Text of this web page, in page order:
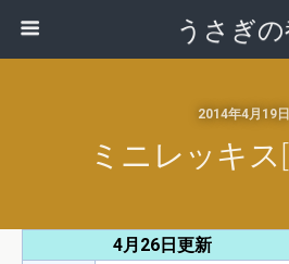
うさぎ
2014年4月19日
ミニレッキ
4月26日更新